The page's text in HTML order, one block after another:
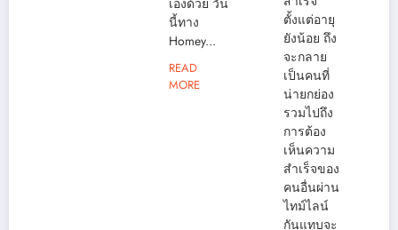
เองด้วย วัน
นี้ทาง
Homey...
READ
MORE
ตั้งแต่อายุ
ยังน้อย ถึง
จะกลาย
เป็นคนที่
น่ายกย่อง
รวมไปถึง
การต้อง
เห็นความ
สำเร็จของ
คนอื่นผ่าน
ไทม์ไลน์
กันแทบจะ